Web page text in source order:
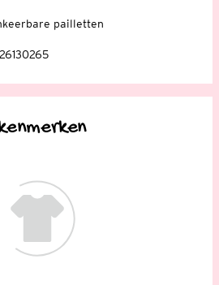
pailletten